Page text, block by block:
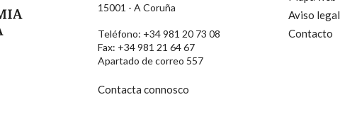
15001 - A Coruña
Teléfono: +34 981 20 73 08
Fax: +34 981 21 64 67
Apartado de correo 557
Contacta connosco
Aviso legal
Contacto